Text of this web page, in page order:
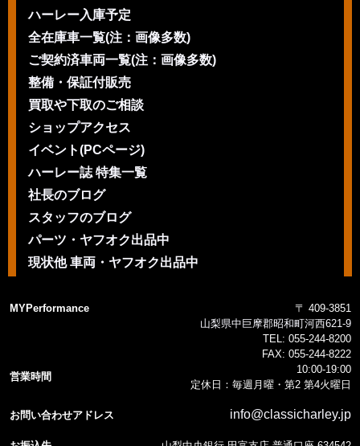
ハーレー入庫予定
全在庫車一覧(注：画像多数)
ご契約済車両一覧(注：画像多数)
整備・保証付販売
買取や下取のご相談
ショップアクセス
イベント(PCページ)
ハーレー誌 特集一覧
社長のブログ
スタッフのブログ
パーツ・ヤフオク出品中
現状他 車両・ヤフオク出品中
MYPerformance
〒 409-3851
山梨県中巨摩郡昭和町河西621-9
TEL: 055-244-8200
FAX: 055-244-8222
営業時間
10:00-19:00
定休日：毎週月曜・第2 第4火曜日
お問い合わせアドレス info@classicharley.jp